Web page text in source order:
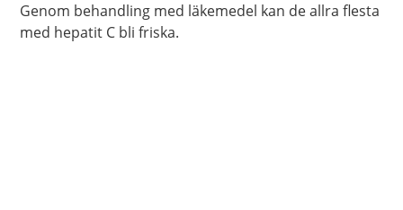
Genom behandling med läkemedel kan de allra flesta
med hepatit C bli friska.